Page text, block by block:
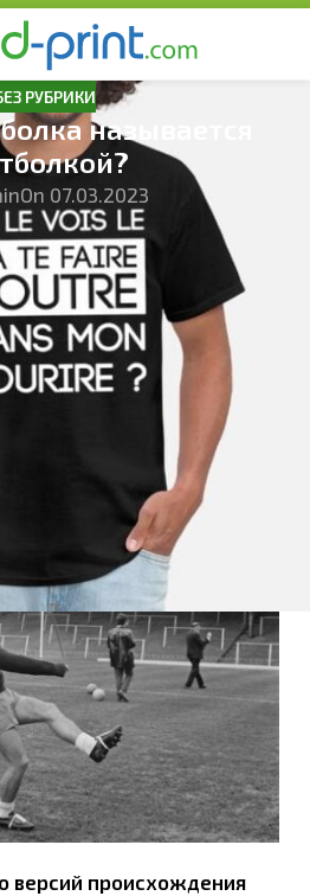
РУБРИКИ
называется
On 07.03.2023
распространенных и
Ее название, казалось бы,
и легко объяснимым – ведь
рукавом. Но почему
разберемся.
версий происхождения